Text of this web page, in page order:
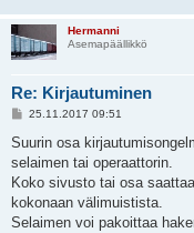
Hermanni
Asemapäällikkö
Re: Kirjautuminen
V
e
t
i
25.11.2017 09:51
Suurin osa
selaimen tai operaattorin.
Koko sivusto tai osa
kokonaan välimuistista.
Selaimen voi pakoittaa